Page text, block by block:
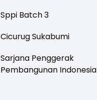
Sppi Batch 3
Cicurug Sukabumi
Sarjana Penggerak
Pembangunan Indonesia